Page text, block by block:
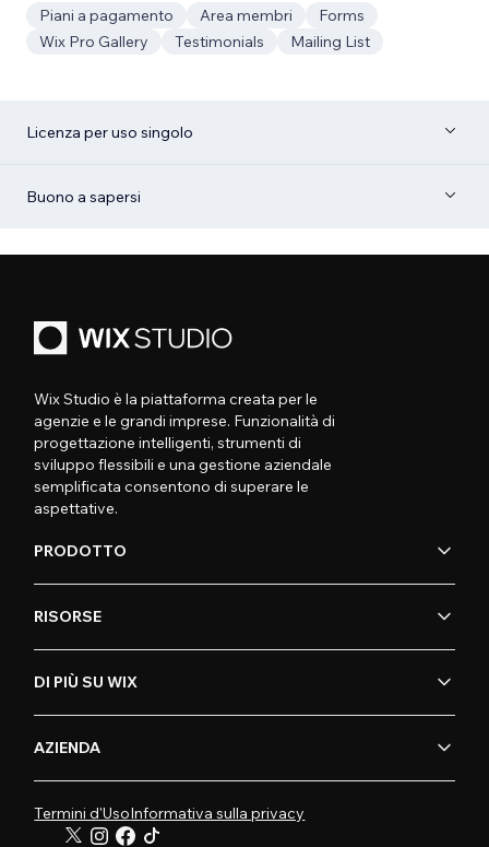
Piani a pagamento
Area membri
Forms
Wix Pro Gallery
Testimonials Mailing List
Licenza per uso singolo
Buono a sapersi
Wix Studio è la piattaforma creata per le
agenzie e le grandi imprese. Funzionalità di
progettazione intelligenti, strumenti di
sviluppo flessibili e una gestione aziendale
semplificata consentono di superare le
aspettative.
PRODOTTO
RISORSE
DI PIÙ SU WIX
AZIENDA
Termini d'UsoInformativa sulla privacy